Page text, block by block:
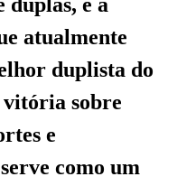
atualmente
duplista do
sobre
e
como um